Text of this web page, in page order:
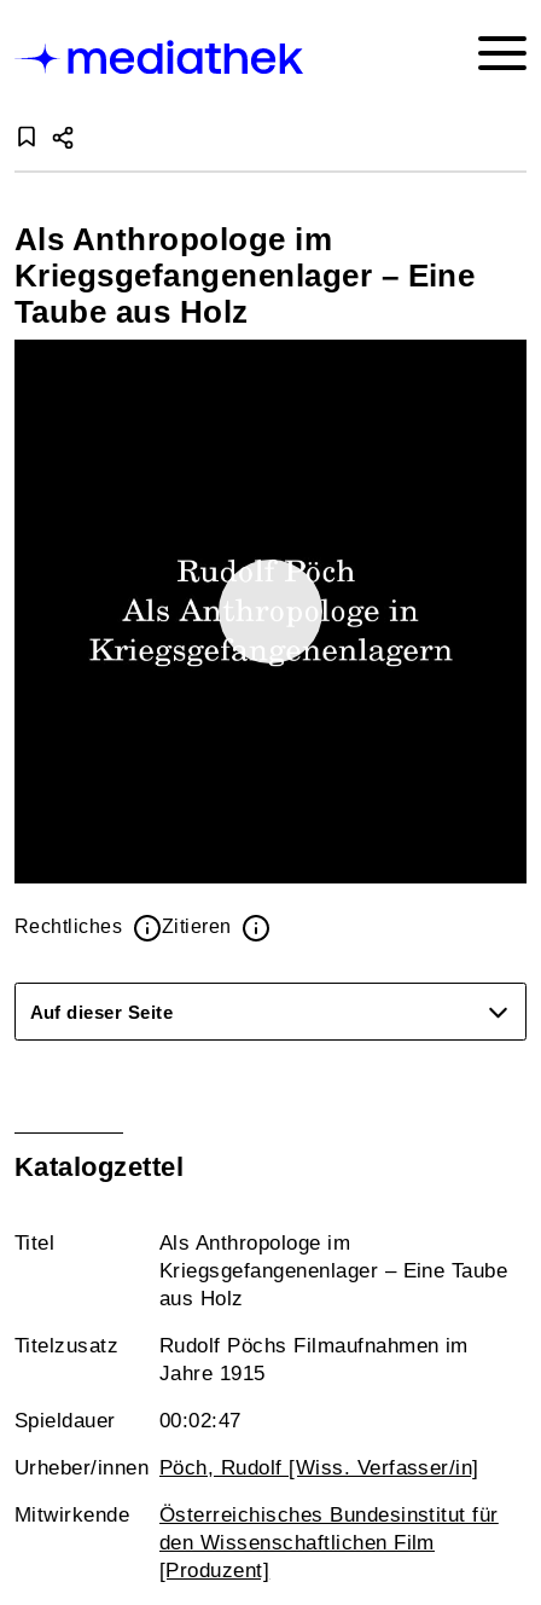
Als Anthropologe im
Kriegsgefangenenlager – Eine
Taube aus Holz
Rechtliches Zitieren
Auf dieser Seite
Katalogzettel
Titel
Als Anthropologe im
Kriegsgefangenenlager – Eine Taube
aus Holz
Titelzusatz
Rudolf Pöchs Filmaufnahmen im
Jahre 1915
Spieldauer 00:02:47
Urheber/innen Pöch, Rudolf [Wiss. Verfasser/in]
Mitwirkende
Österreichisches Bundesinstitut für
den Wissenschaftlichen Film
[Produzent]